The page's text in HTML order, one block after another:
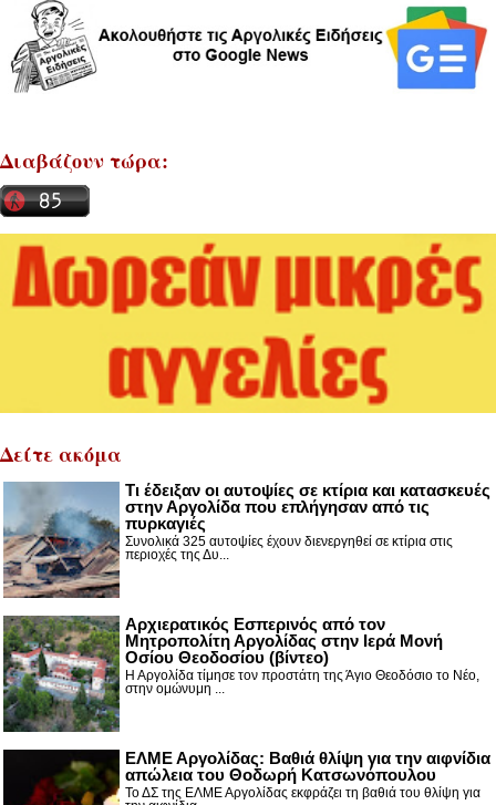
Διαβάζουν τώρα:
Δείτε ακόμα
Τι έδειξαν οι αυτοψίες σε κτίρια και κατασκευές
στην Αργολίδα που επλήγησαν από τις
πυρκαγιές
Συνολικά 325 αυτοψίες έχουν διενεργηθεί σε κτίρια στις
περιοχές της Δυ...
Αρχιερατικός Εσπερινός από τον
Μητροπολίτη Αργολίδας στην Ιερά Μονή
Οσίου Θεοδοσίου (βίντεο)
Η Αργολίδα τίμησε τον προστάτη της Άγιο Θεοδόσιο το Νέο,
στην ομώνυμη ...
ΕΛΜΕ Αργολίδας: Βαθιά θλίψη για την αιφνίδια
απώλεια του Θοδωρή Κατσωνόπουλου
Το ΔΣ της ΕΛΜΕ Αργολίδας εκφράζει τη βαθιά του θλίψη για